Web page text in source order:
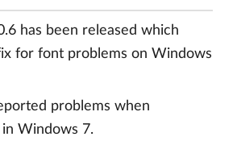
has been released which
for font problems on Windows
problems when
Windows 7.